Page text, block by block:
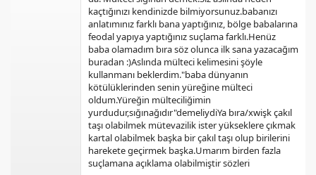
kaçtığınızı kendinizde bilmiyorsunuz.babanızı
anlatımınız farklı bana yaptığınız, bölge babalarına
feodal yapıya yaptığınız suçlama farklı.Henüz
baba olamadım bıra söz olunca ilk sana yazacağım
buradan :)Aslında mülteci kelimesini şöyle
kullanmanı beklerdim."baba dünyanın
kötülüklerinden senin yüreğine mülteci
oldum.Yüreğin mülteciliğimin
yurdudur,sığınağıdır"demeliydiYa bıra/xwişk çakıl
taşı olabilmek mütevazilik ister yükseklere çıkmak
kartal olabilmek başka bir çakıl taşı olup birilerini
harekete geçirmek başka.Umarım birden fazla
suçlamana açıklama olabilmiştir sözleri